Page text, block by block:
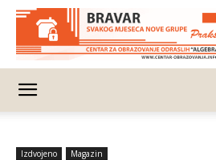
Izdvojeno Magazin